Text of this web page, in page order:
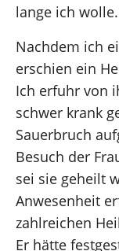
lange ich wolle.
Nachdem ich
erschien ein
Ich erfuhr von
schwer krank
Sauerbruch
Besuch der
sei sie geheilt
Anwesenheit
zahlreichen
Er hätte